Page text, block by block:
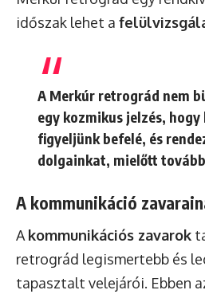
időszak lehet a
A Merkúr retrográd nem
egy kozmikus jelzés,
figyeljünk befelé, és
dolgainkat, mielőtt
A kommunikáció
A kommunikációs zavarok
retrográd legismertebb és
tapasztalt velejárói. Ebben